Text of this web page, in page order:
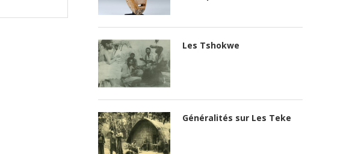
Les Tshokwe
Généralités sur Les Teke